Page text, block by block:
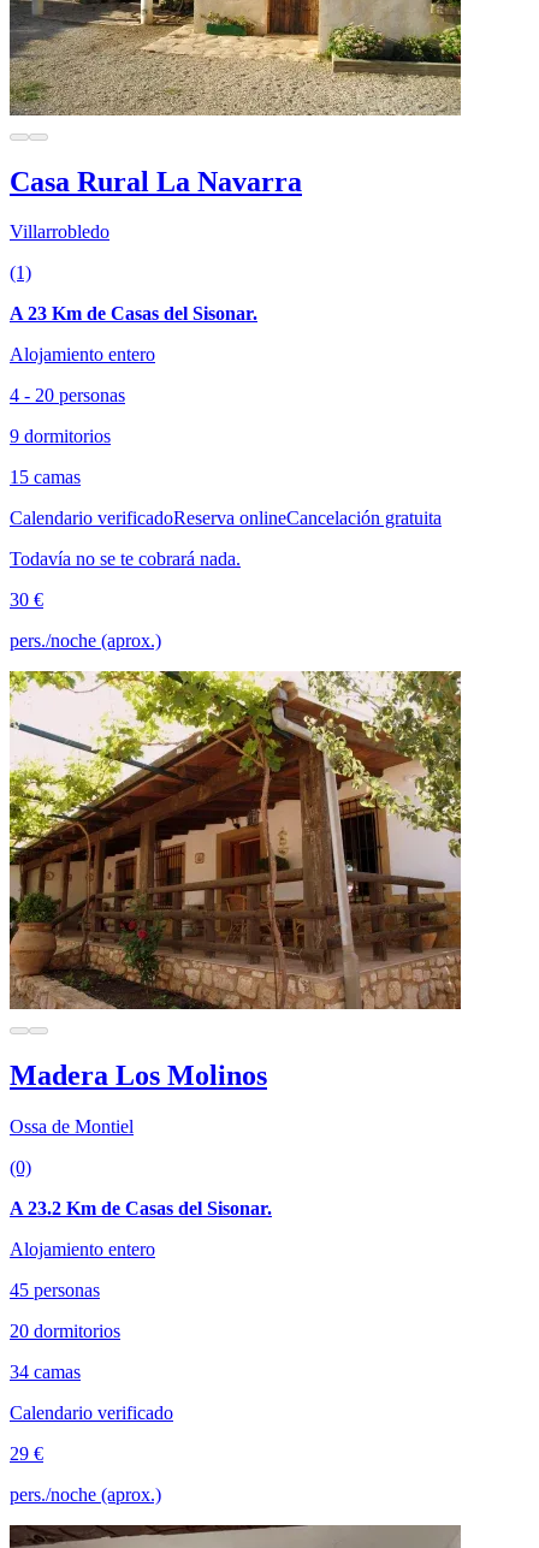
Casa Rural La Navarra
Villarrobledo
(1)
A 23 Km de Casas del Sisonar.
Alojamiento entero
4 - 20 personas
9 dormitorios
15 camas
Calendario verificadoReserva onlineCancelación gratuita
Todavía no se te cobrará nada.
30 €
pers./noche (aprox.)
Madera Los Molinos
Ossa de Montiel
(0)
A 23.2 Km de Casas del Sisonar.
Alojamiento entero
45 personas
20 dormitorios
34 camas
Calendario verificado
29 €
pers./noche (aprox.)